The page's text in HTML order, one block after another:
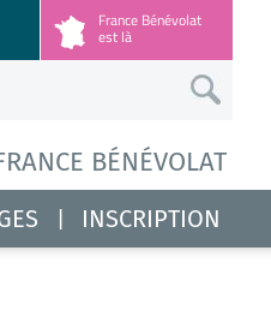
BÉNÉVOLAT
France Bénévolat
est là
INSCRIPTION